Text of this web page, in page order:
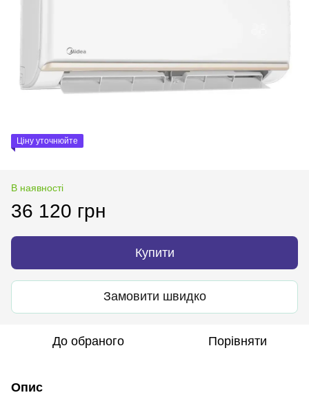
Ціну уточнюйте
В наявності
36 120 грн
Купити
Замовити швидко
До обраного Порівняти
Опис